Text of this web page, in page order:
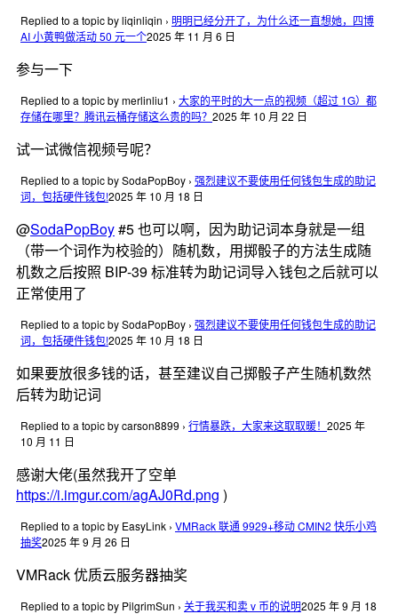
Replied to a topic by liqinliqin › 明明已经分开了，为什么还一直想她，四博
AI 小黄鸭做活动 50 元一个2025 年 11 月 6 日
参与一下
Replied to a topic by merlinliu1 › 大家的平时的大一点的视频（超过 1G）都
存储在哪里？腾讯云桶存储这么贵的吗？ 2025 年 10 月 22 日
试一试微信视频号呢？
Replied to a topic by SodaPopBoy › 强烈建议不要使用任何钱包生成的助记
词，包括硬件钱包!2025 年 10 月 18 日
@SodaPopBoy#5 也可以啊，因为助记词本身就是一组
（带一个词作为校验的）随机数，用掷骰子的方法生成随
机数之后按照 BIP-39 标准转为助记词导入钱包之后就可以
正常使用了
Replied to a topic by SodaPopBoy › 强烈建议不要使用任何钱包生成的助记
词，包括硬件钱包!2025 年 10 月 18 日
如果要放很多钱的话，甚至建议自己掷骰子产生随机数然
后转为助记词
Replied to a topic by carson8899 › 行情暴跌，大家来这取取暖！ 2025 年
10 月 11 日
感谢大佬(虽然我开了空单
https://i.imgur.com/agAJ0Rd.png )
Replied to a topic by EasyLink › VMRack 联通 9929+移动 CMIN2 快乐小鸡
抽奖2025 年 9 月 26 日
VMRack 优质云服务器抽奖
Replied to a topic by PilgrimSun › 关于我买和卖 v 币的说明2025 年 9 月 18